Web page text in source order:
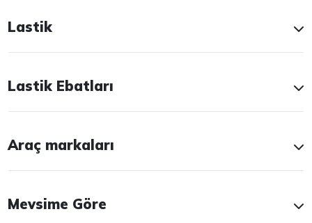
Lastik
Lastik Ebatları
Araç markaları
Mevsime Göre